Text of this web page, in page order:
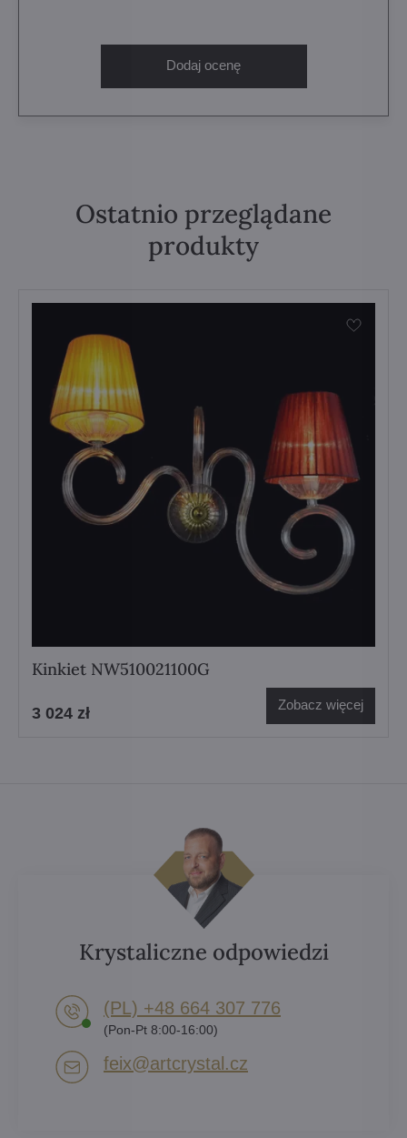
Dodaj ocenę
Ostatnio przeglądane
produkty
Kinkiet NW510021100G
3 024 zł Zobacz więcej
Krystaliczne odpowiedzi
(PL) +48 664 307 776
(Pon-Pt 8:00-16:00)
feix​@artcrystal​.cz